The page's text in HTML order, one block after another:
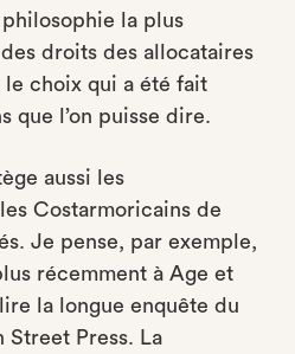
la plus
droits des allocataires
le choix qui a été fait
que l’on puisse dire.
aussi les
Costarmoricains de
Je pense, par exemple,
récemment à Age et
la longue enquête du
Street Press. La